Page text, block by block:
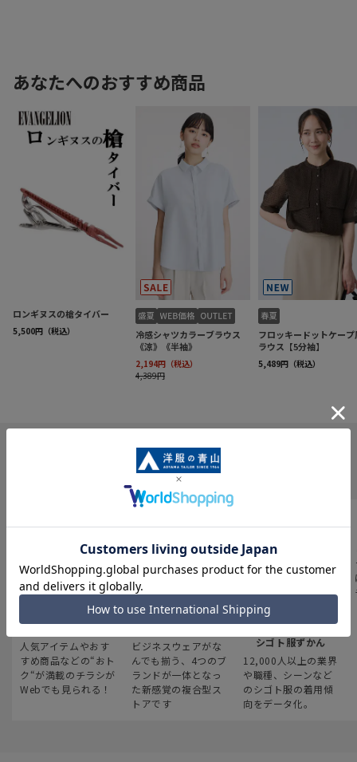
INFORMATION
最新のお買い得情報
人気アイテムやおす
すめ商品などの“おト
ク“が満載のチラシが
Webでも見られる！
スーツスクエア
ビジネスウェアがな
んでも揃う、4つのブ
ランドが一体となっ
た新感覚の複合型ス
トアです
みんなの
シゴト服ずかん
12,000人以上の業界
や職種、シーンなど
のシゴト服の着用傾
向をデータ化。